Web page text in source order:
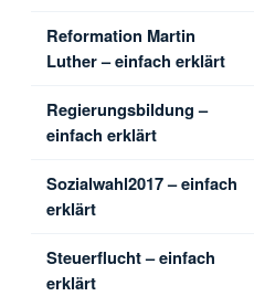
Reformation Martin
Luther – einfach erklärt
Regierungsbildung –
einfach erklärt
Sozialwahl2017 – einfach
erklärt
Steuerflucht – einfach
erklärt